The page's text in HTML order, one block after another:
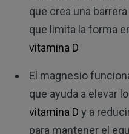
que crea una
que limita la forma
vitamina D
El magnesio
que ayuda a elevar
vitamina D y a
para mantener el